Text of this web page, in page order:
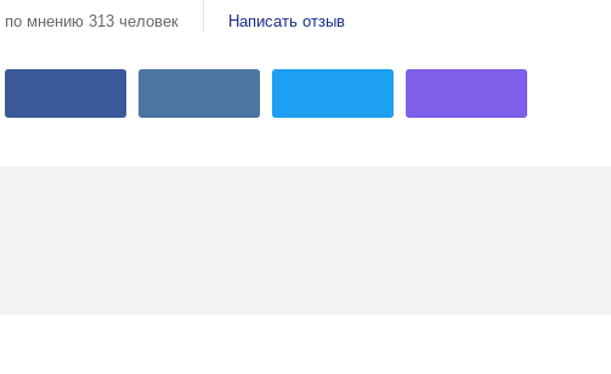
по мнению 313 человек Написать отзыв